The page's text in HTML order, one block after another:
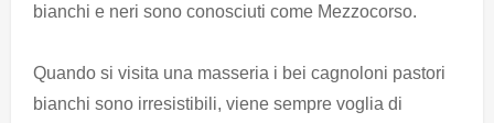
bianchi e neri sono conosciuti come Mezzocorso.
Quando si visita una masseria i bei cagnoloni pastori
bianchi sono irresistibili, viene sempre voglia di